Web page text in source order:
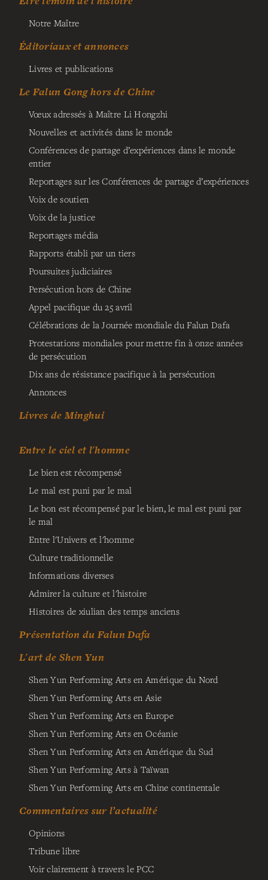
Notre Maître
Éditoriaux et annonces
Livres et publications
Le Falun Gong hors de Chine
Vœux adressés à Maître Li Hongzhi
Nouvelles et activités dans le monde
Conférences de partage d’expériences dans le monde
entier
Reportages sur les Conférences de partage d’expériences
Voix de soutien
Voix de la justice
Reportages média
Rapports établi par un tiers
Poursuites judiciaires
Persécution hors de Chine
Appel pacifique du 25 avril
Célébrations de la Journée mondiale du Falun Dafa
Protestations mondiales pour mettre fin à onze années
de persécution
Dix ans de résistance pacifique à la persécution
Annonces
Livres de Minghui
Entre le ciel et l'homme
Le bien est récompensé
Le mal est puni par le mal
Le bon est récompensé par le bien, le mal est puni par
le mal
Entre l'Univers et l'homme
Culture traditionnelle
Informations diverses
Admirer la culture et l'histoire
Histoires de xiulian des temps anciens
Présentation du Falun Dafa
L'art de Shen Yun
Shen Yun Performing Arts en Amérique du Nord
Shen Yun Performing Arts en Asie
Shen Yun Performing Arts en Europe
Shen Yun Performing Arts en Océanie
Shen Yun Performing Arts en Amérique du Sud
Shen Yun Performing Arts à Taïwan
Shen Yun Performing Arts en Chine continentale
Commentaires sur l’actualité
Opinions
Tribune libre
Voir clairement à travers le PCC